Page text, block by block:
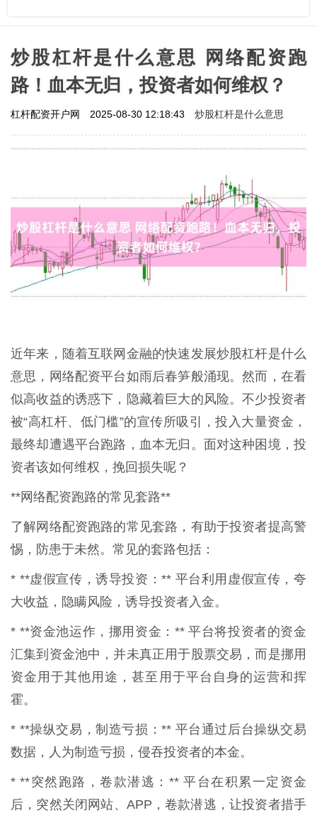
炒股杠杆是什么意思 网络配资跑
路！血本无归，投资者如何维权？
杠杆配资开户网 2025-08-30 12:18:43 炒股杠杆是什么意思
近年来，随着互联网金融的快速发展炒股杠杆是什么
意思，网络配资平台如雨后春笋般涌现。然而，在看
似高收益的诱惑下，隐藏着巨大的风险。不少投资者
被“高杠杆、低门槛”的宣传所吸引，投入大量资金，
最终却遭遇平台跑路，血本无归。面对这种困境，投
资者该如何维权，挽回损失呢？
**网络配资跑路的常见套路**
了解网络配资跑路的常见套路，有助于投资者提高警
惕，防患于未然。常见的套路包括：
* **虚假宣传，诱导投资：** 平台利用虚假宣传，夸
大收益，隐瞒风险，诱导投资者入金。
* **资金池运作，挪用资金：** 平台将投资者的资金
汇集到资金池中，并未真正用于股票交易，而是挪用
资金用于其他用途，甚至用于平台自身的运营和挥
霍。
* **操纵交易，制造亏损：** 平台通过后台操纵交易
数据，人为制造亏损，侵吞投资者的本金。
* **突然跑路，卷款潜逃：** 平台在积累一定资金
后，突然关闭网站、APP，卷款潜逃，让投资者措手